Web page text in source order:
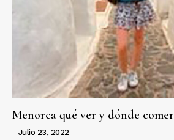
Menorca qué ver y dónde comer
Julio 23, 2022